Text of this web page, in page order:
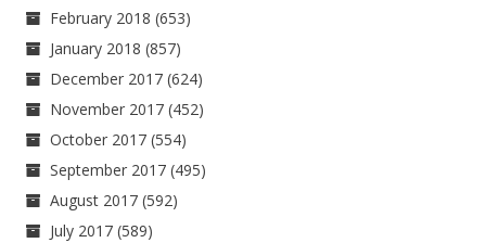
February 2018 (653)
January 2018 (857)
December 2017 (624)
November 2017 (452)
October 2017 (554)
September 2017 (495)
August 2017 (592)
July 2017 (589)